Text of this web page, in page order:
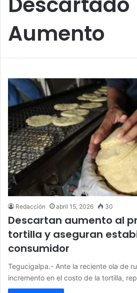
Aumento
Redacción abril 15, 2026 30
Descartan aumento al
tortilla y aseguran
consumidor
Tegucigalpa.- Ante la reciente ola de
incremento en el costo de la tortilla,